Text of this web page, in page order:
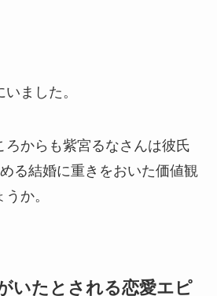
ました。
ろからも紫宮るなさんは彼氏
る結婚に重きをおいた価値観
か。
いたとされる恋愛エピ